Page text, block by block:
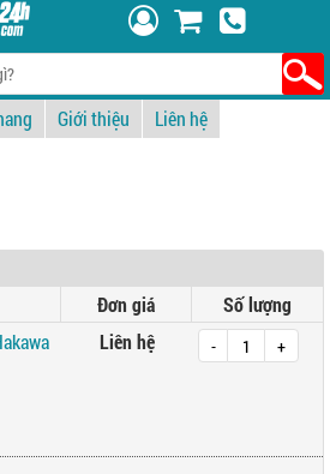
Giới thiệu Liên hệ
Đơn giá
Số lượng
Liên hệ - +